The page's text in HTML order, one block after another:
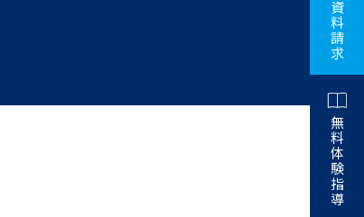
資
料
請
求
無
料
体
験
指
導